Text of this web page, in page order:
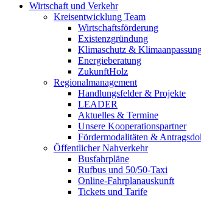
Wirtschaft und Verkehr
Kreisentwicklung Team
Wirtschaftsförderung
Existenzgründung
Klimaschutz &
Energieberatung
ZukunftHolz
Regionalmanagement
Handlungsfelder & Projekte
LEADER
Aktuelles & Termine
Unsere Kooperationspartner
Fördermodalitäten &
Öffentlicher Nahverkehr
Busfahrpläne
Rufbus und 50/50-Taxi
Online-Fahrplanauskunft
Tickets und Tarife